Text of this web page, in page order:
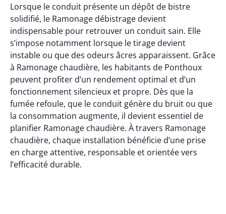
Lorsque le conduit présente un dépôt de bistre
solidifié, le Ramonage débistrage devient
indispensable pour retrouver un conduit sain. Elle
s’impose notamment lorsque le tirage devient
instable ou que des odeurs âcres apparaissent. Grâce
à Ramonage chaudière, les habitants de Ponthoux
peuvent profiter d’un rendement optimal et d’un
fonctionnement silencieux et propre. Dès que la
fumée refoule, que le conduit génère du bruit ou que
la consommation augmente, il devient essentiel de
planifier Ramonage chaudière. À travers Ramonage
chaudière, chaque installation bénéficie d’une prise
en charge attentive, responsable et orientée vers
l’efficacité durable.